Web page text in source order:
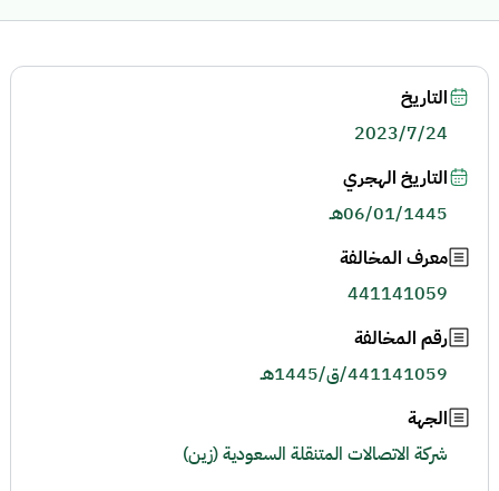
التاريخ
2023/7/24
التاريخ الهجري
06/01/1445هـ
معرف المخالفة
441141059
رقم المخالفة
441141059/ق/1445هـ
الجهة
شركة الاتصالات المتنقلة السعودية (زين)